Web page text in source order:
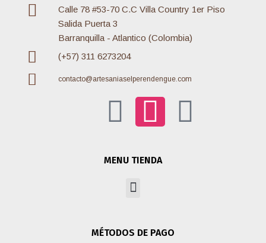
Calle 78 #53-70 C.C Villa Country 1er Piso
Salida Puerta 3
Barranquilla - Atlantico (Colombia)
(+57) 311 6273204
contacto@artesaniaselperendengue.com
F
a
I
n
W
MENU TIENDA
Menu
MÉTODOS DE PAGO